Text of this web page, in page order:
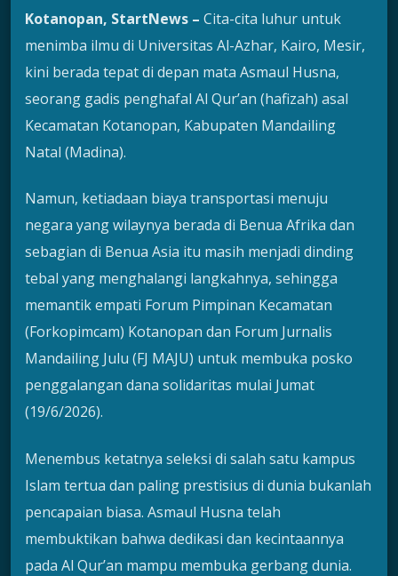
Kotanopan, StartNews – Cita-cita luhur untuk
menimba ilmu di Universitas Al-Azhar, Kairo, Mesir,
kini berada tepat di depan mata Asmaul Husna,
seorang gadis penghafal Al Qur’an (hafizah) asal
Kecamatan Kotanopan, Kabupaten Mandailing
Natal (Madina).
Namun, ketiadaan biaya transportasi menuju
negara yang wilaynya berada di Benua Afrika dan
sebagian di Benua Asia itu masih menjadi dinding
tebal yang menghalangi langkahnya, sehingga
memantik empati Forum Pimpinan Kecamatan
(Forkopimcam) Kotanopan dan Forum Jurnalis
Mandailing Julu (FJ MAJU) untuk membuka posko
penggalangan dana solidaritas mulai Jumat
(19/6/2026).
Menembus ketatnya seleksi di salah satu kampus
Islam tertua dan paling prestisius di dunia bukanlah
pencapaian biasa. Asmaul Husna telah
membuktikan bahwa dedikasi dan kecintaannya
pada Al Qur’an mampu membuka gerbang dunia.